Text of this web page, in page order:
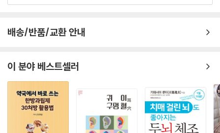
천궁
청미래덩굴
초피나무
측백나무
탱자나무
배송/반품/교환 안내
이 분야 베스트셀러